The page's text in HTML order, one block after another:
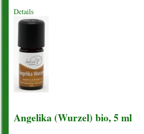
Details
Angelika (Wurzel) bio, 5 ml